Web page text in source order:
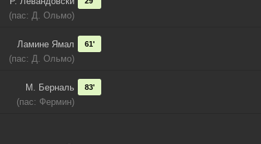
(пас: Д. Ольмо)
Ламине Ямал
(пас: Д. Ольмо)
61'
М. Берналь
(пас: Фермин)
83'